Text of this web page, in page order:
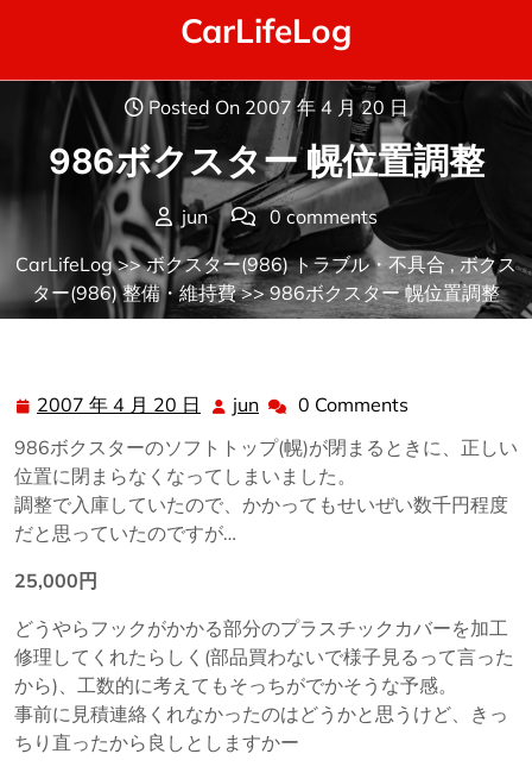
CarLifeLog
Posted On 2007 年 4 月 20 日
986ボクスター 幌位置調整
jun
0 comments
CarLifeLog>>ボクスター(986) トラブル・不具合 ,ボクス
ター(986) 整備・維持費>> 986ボクスター 幌位置調整
2007 年 4 月 20 日 2007
年
4
月
20
日
jun jun 0 Comments
986ボクスターのソフトトップ(幌)が閉まるときに、正しい
位置に閉まらなくなってしまいました。
調整で入庫していたので、かかってもせいぜい数千円程度
だと思っていたのですが…
25,000円
どうやらフックがかかる部分のプラスチックカバーを加工
修理してくれたらしく(部品買わないで様子見るって言った
から)、工数的に考えてもそっちがでかそうな予感。
事前に見積連絡くれなかったのはどうかと思うけど、きっ
ちり直ったから良しとしますかー